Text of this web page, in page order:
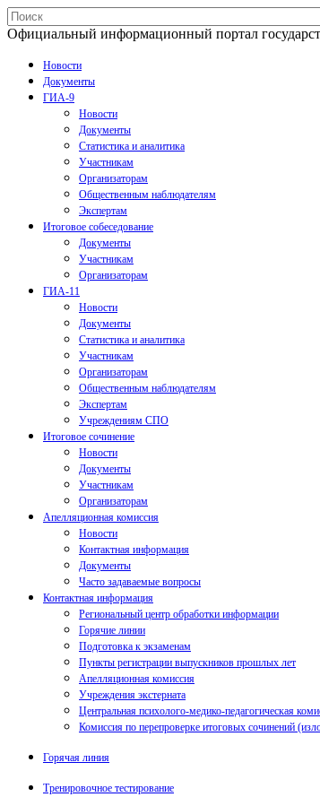
Официальный информационный портал
Новости
Документы
ГИА-9
Новости
Документы
Статистика и аналитика
Участникам
Организаторам
Общественным наблюдателям
Экспертам
Итоговое собеседование
Документы
Участникам
Организаторам
ГИА-11
Новости
Документы
Статистика и аналитика
Участникам
Организаторам
Общественным наблюдателям
Экспертам
Учреждениям СПО
Итоговое сочинение
Новости
Документы
Участникам
Организаторам
Апелляционная комиссия
Новости
Контактная информация
Документы
Часто задаваемые вопросы
Контактная информация
Региональный центр обработки информации
Горячие линии
Подготовка к экзаменам
Пункты регистрации выпускников прошлых лет
Апелляционная комиссия
Учреждения экстерната
Центральная психолого-медико-педагогическая
Комиссия по перепроверке итоговых сочинений
Горячая линия
Тренировочное тестирование